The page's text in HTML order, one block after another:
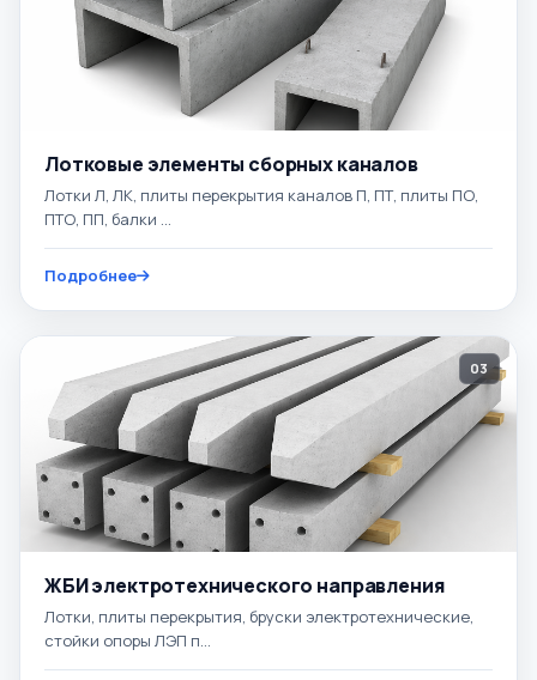
Лотковые элементы сборных каналов
Лотки Л, ЛК, плиты перекрытия каналов П, ПТ, плиты ПО,
ПТО, ПП, балки ...
Подробнее
03
ЖБИ электротехнического направления
Лотки, плиты перекрытия, бруски электротехнические,
стойки опоры ЛЭП п...